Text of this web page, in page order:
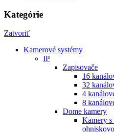
Kategórie
Zatvoriť
Kamerové systémy
IP
Zapisovače
16
32
4
8
Dome kamery
Kamery s